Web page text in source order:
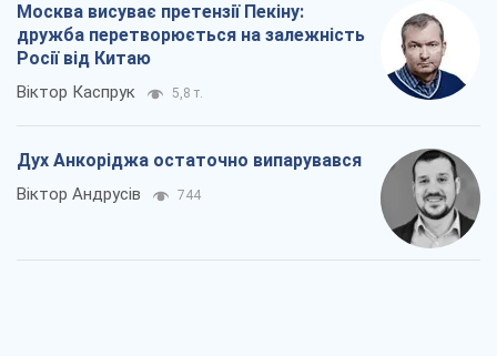
Москва висуває претензії Пекіну:
дружба перетворюється на залежність
Росії від Китаю
Віктор Каспрук 5,8 т.
Дух Анкоріджа остаточно випарувався
Віктор Андрусів 744